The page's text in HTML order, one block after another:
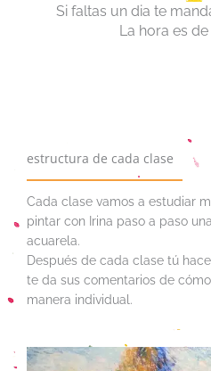
Si faltas un dia te
La hora es de
estructura de cada clase
Cada clase vamos a estudiar
pintar con Irina paso a paso
acuarela.
Después de cada clase tú
te da sus comentarios de
manera individual.